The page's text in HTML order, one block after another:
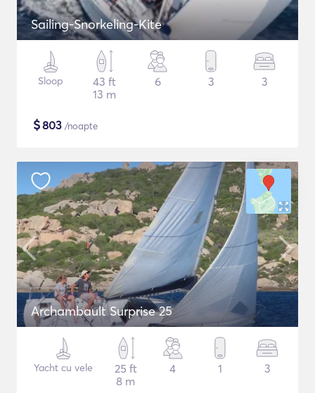
Sailing-Snorkeling-Kite
Sloop
43 ft
13 m
6 3 3
$803 /noapte
Archambault Surprise 25
Yacht cu vele
25 ft
8 m
4 1 3